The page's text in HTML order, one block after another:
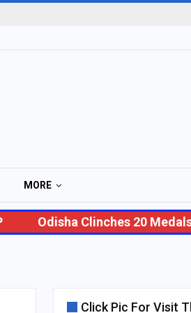
MORE
Odisha Clinches 20 Medals
Click Pic For Visit